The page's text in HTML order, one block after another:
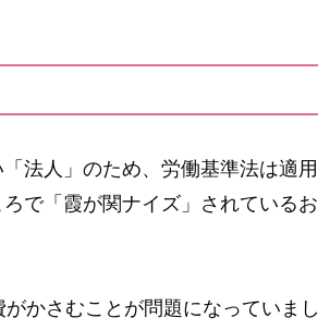
法人」のため、労働基準法は適用
で「霞が関ナイズ」されているお
かさむことが問題になっていまし